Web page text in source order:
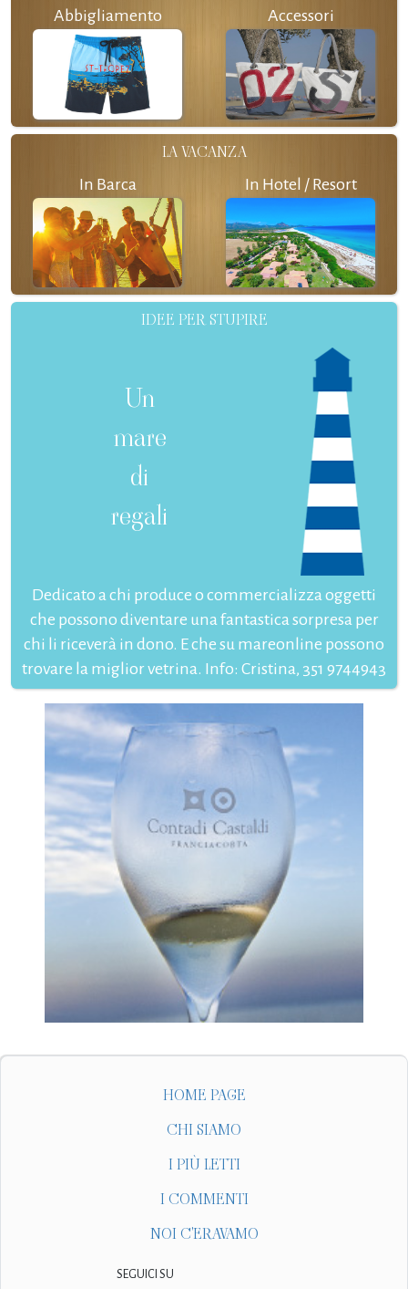
Abbigliamento Accessori
LA VACANZA
In Barca In Hotel / Resort
IDEE PER STUPIRE
Un
mare
di
regali
Dedicato a chi produce o commercializza oggetti
che possono diventare una fantastica sorpresa per
chi li riceverà in dono. E che su mareonline possono
trovare la miglior vetrina. Info: Cristina, 351 9744943
HOME PAGE
CHI SIAMO
I PIÙ LETTI
I COMMENTI
NOI C'ERAVAMO
SEGUICI SU